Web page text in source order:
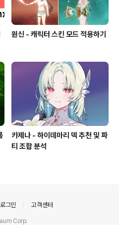
원신 - 캐릭터 스킨 모드 적용하기
카제나 - 하이데마리 덱 추천 및 파
티 조합 분석
로그인 고객센터
Corp.